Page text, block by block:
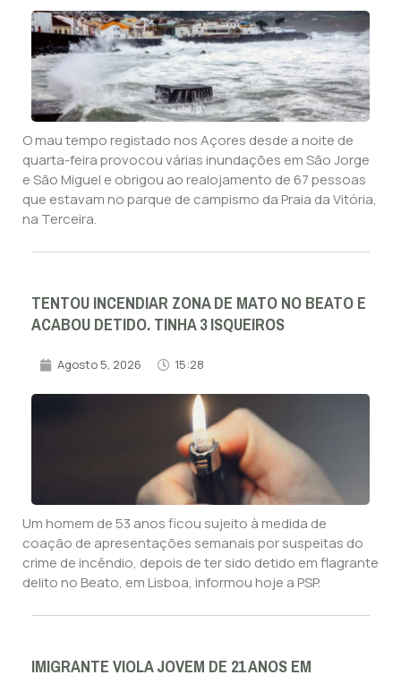
O mau tempo registado nos Açores desde a noite de
quarta-feira provocou várias inundações em São Jorge
e São Miguel e obrigou ao realojamento de 67 pessoas
que estavam no parque de campismo da Praia da Vitória,
na Terceira.
TENTOU INCENDIAR ZONA DE MATO NO BEATO E
ACABOU DETIDO. TINHA 3 ISQUEIROS
Agosto 5, 2026 15:28
Um homem de 53 anos ficou sujeito à medida de
coação de apresentações semanais por suspeitas do
crime de incêndio, depois de ter sido detido em flagrante
delito no Beato, em Lisboa, informou hoje a PSP.
IMIGRANTE VIOLA JOVEM DE 21 ANOS EM